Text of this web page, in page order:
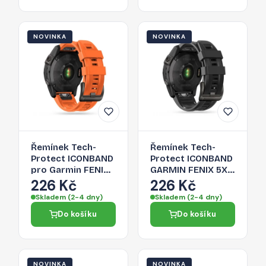
NOVINKA
Řemínek Tech-
Protect ICONBAND
pro Garmin FENIX
5X / 5X PLUS / 6X /
6X PRO / 7X / 8 / 8
PRO (51 MM) -
oranžový
226 Kč
Skladem (2-4 dny)
Do košíku
NOVINKA
Řemínek Tech-
Protect ICONBAND
GARMIN FENIX 5X /
5X PLUS / 6X / 6X
PRO / 7X / 8 / 8 PRO
(51 MM) - black
226 Kč
Skladem (2-4 dny)
Do košíku
NOVINKA NOVINKA